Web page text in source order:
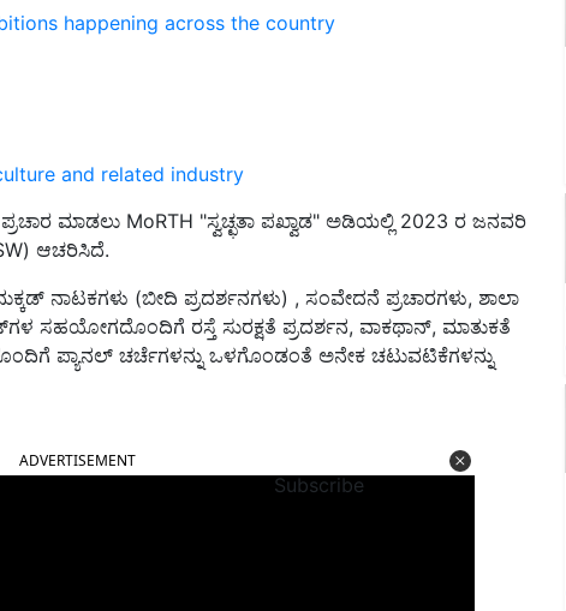
happening across the country
and related industry
Subscribe
ಮಾಡಲು MoRTH "ಸ್ವಚ್ಛತಾ ಪಖ್ವಾಡ" ಅಡಿಯಲ್ಲಿ 2023 ರ ಜನವರಿ
ಆಚರಿಸಿದೆ.
ನಾಟಕಗಳು (ಬೀದಿ ಪ್ರದರ್ಶನಗಳು) , ಸಂವೇದನೆ ಪ್ರಚಾರಗಳು, ಶಾಲಾ
ಸಹಯೋಗದೊಂದಿಗೆ ರಸ್ತೆ ಸುರಕ್ಷತೆ ಪ್ರದರ್ಶನ, ವಾಕಥಾನ್, ಮಾತುಕತೆ
ಪ್ಯಾನಲ್ ಚರ್ಚೆಗಳನ್ನು ಒಳಗೊಂಡಂತೆ ಅನೇಕ ಚಟುವಟಿಕೆಗಳನ್ನು